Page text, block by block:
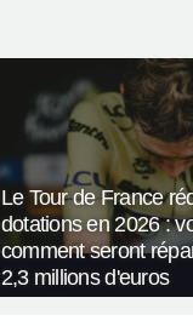
Le Tour de France
dotations en 2026 :
comment seront
2,3 millions d'euros